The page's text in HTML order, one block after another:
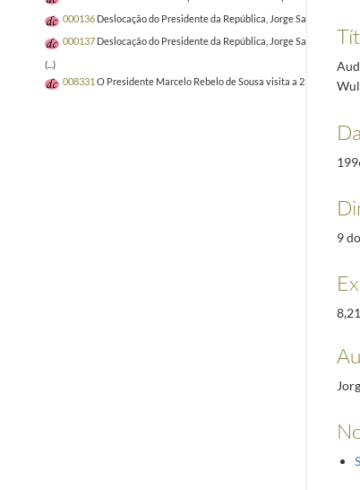
000136 Deslocação do Presidente da República, Jorge Sampaio, ao
000137 Deslocação do Presidente da República, Jorge Sampaio, ao
(...)
008331 O Presidente Marcelo Rebelo de Sousa visita a 21.ª edição
9